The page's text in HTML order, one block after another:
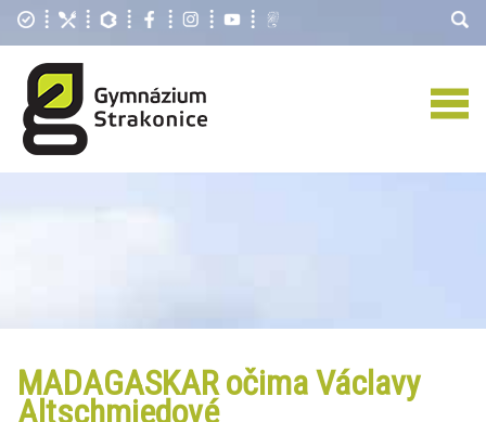
MADAGASKAR očima Václavy
Altschmiedové